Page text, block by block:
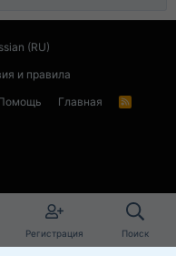
(RU)
и правила
Главная
R
Регистрация Поиск